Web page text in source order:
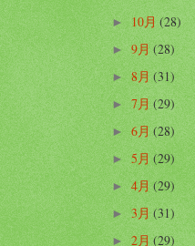
► 10月(28)
►9月(28)
►8月(31)
►7月(29)
►6月(28)
►5月(29)
►4月(29)
►3月(31)
►2月(29)